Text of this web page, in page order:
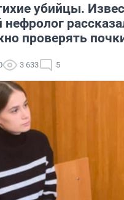
убийцы.
нефролог
проверять
3 633 5